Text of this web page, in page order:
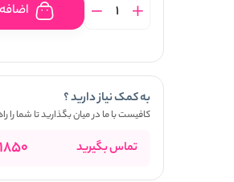
به کمک نیاز دارید ؟
کافیست با ما در میان بگذارید تا شما را
تماس بگیرید